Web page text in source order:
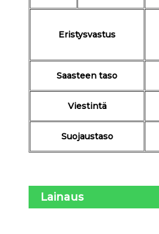
Eristysvastus
Saasteen taso
Viestintä
Suojaustaso
Lainaus